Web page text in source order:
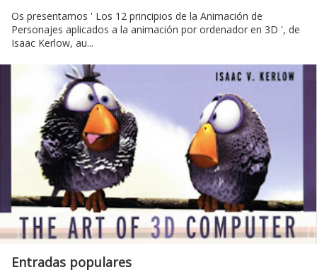
Os presentamos ' Los 12 principios de la Animación de
Personajes aplicados a la animación por ordenador en 3D ', de
Isaac Kerlow, au...
Entradas populares